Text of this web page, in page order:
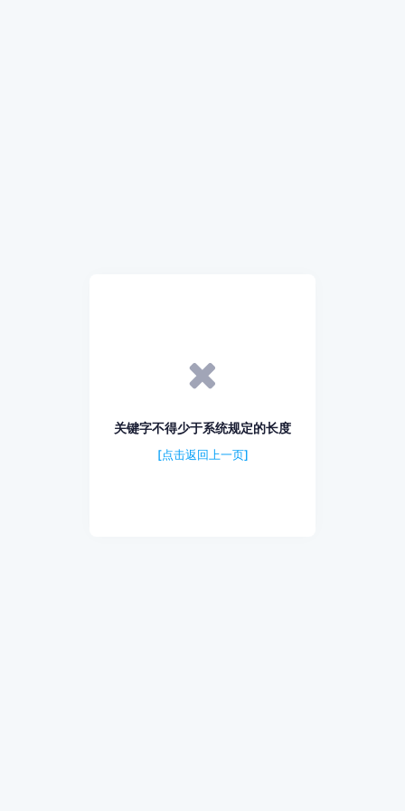
关键字不得少于系统规定的长度
[点击返回上一页]